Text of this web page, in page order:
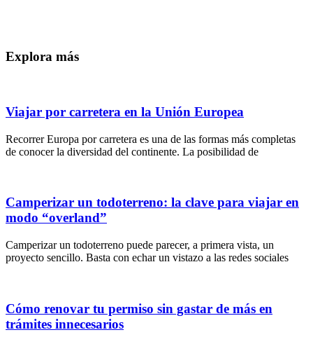
Explora más
Viajar por carretera en la Unión Europea
Recorrer Europa por carretera es una de las formas más completas
de conocer la diversidad del continente. La posibilidad de
Camperizar un todoterreno: la clave para viajar en
modo “overland”
Camperizar un todoterreno puede parecer, a primera vista, un
proyecto sencillo. Basta con echar un vistazo a las redes sociales
Cómo renovar tu permiso sin gastar de más en
trámites innecesarios